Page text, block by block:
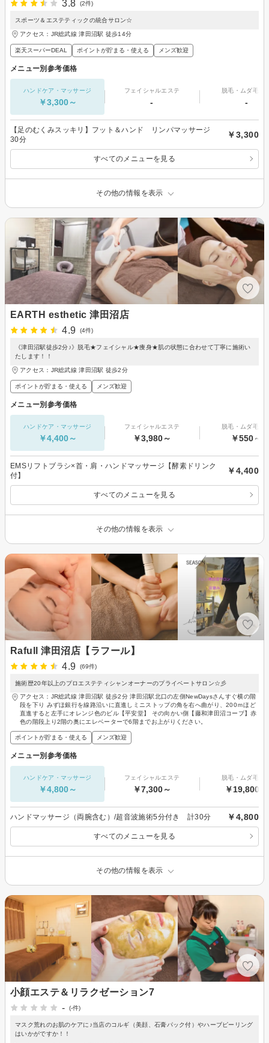
3.8 (2件)
スポーツ＆エステティックの統合サロン☆
アクセス：JR総武線 津田沼駅 徒歩14分
楽天スーパーDEAL ポイントが貯まる・使える メンズ歓迎
メニュー別参考価格
ハンドケア・マッサージ
￥3,300～
フェイシャルエステ
-
脱毛・ムダ毛処
-
【足のむくみスッキリ】フット＆ハンド リンパマッサージ
30分
￥3,300
すべてのメニューを見る
その他の情報を表示
EARTH esthetic 津田沼店
4.9
(4件)
《津田沼駅徒歩2分♪》脱毛★フェイシャル★痩身★肌の状態に合わせて丁寧に施術い
たします！！
アクセス：JR総武線 津田沼駅 徒歩2分
ポイントが貯まる・使える メンズ歓迎
メニュー別参考価格
ハンドケア・マッサージ
￥4,400～
フェイシャルエステ
￥3,980～
脱毛・ムダ毛処
￥550～
EMSリフトブラシ×首・肩・ハンドマッサージ【酵素ドリンク
付】
￥4,400
すべてのメニューを見る
その他の情報を表示
Rafull 津田沼店【ラフール】
4.9
(69件)
施術歴20年以上のプロエステティシャンオーナーのプライベートサロン☆彡
アクセス：JR総武線 津田沼駅 徒歩2分 津田沼駅北口の左側NewDaysさんすぐ横の階
段を下り みずほ銀行を線路沿いに直進しミニストップの角を右へ曲がり、200ｍほど
直進すると左手にオレンジ色のビル【平安堂】 その向かい側【藤和津田沼コープ】赤
色の階段上り2階の奥にエレベーターで6階までお上がりください。
ポイントが貯まる・使える メンズ歓迎
メニュー別参考価格
ハンドケア・マッサージ
￥4,800～
フェイシャルエステ
￥7,300～
脱毛・ムダ毛処
￥19,800～
ハンドマッサージ（両腕含む）/超音波施術5分付き 計30分 ￥4,800
すべてのメニューを見る
その他の情報を表示
小顔エステ＆リラクゼーション7
-
(-件)
マスク荒れのお肌のケアに♪当店のコルギ（美顔、石膏パック付）やハーブピーリング
はいかがですか！！